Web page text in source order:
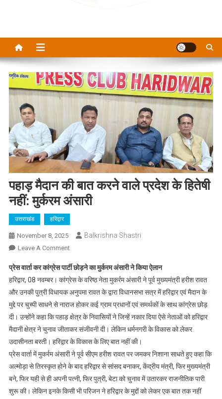
पहाड़ मैदान की बात करने वाले प्रदेश के हितेषी
नहीं: मुर्करम अंसारी
उत्तराखंड हरिद्वार
November 8, 2025 Balkrishna Shastri
Leave A CommentOn
मैदान
की
बात
करने
वाले
प्रदेश
के
हितेषी
नहीं:
अंसारी
प्रेस वार्ता कर कांग्रेस पार्टी छोड़ने का मुर्करम अंसारी ने किया ऐलान
हरिद्वार, 08 नवम्बर। कांग्रेस के वरिष्ठ नेता मुकर्रम अंसारी ने पूर्व मुख्यमंत्री हरीश रावत
और उनकी पुत्री विधायक अनुपमा रावत के द्वारा विधानसभा सत्र में हरिद्वार एवं मैदान के
मुद्दे पर चुच्पी साधने से नाराज होकर कई ग्राम प्रधानों एवं समर्थकों के साथ कांग्रेस छोड़
दी। उन्होंने कहा कि पहाड़ क्षेत्र के निवासियों ने जिन्हें नकार दिया ऐसे नेताओं को हरिद्वार
मैदानी क्षेत्र ने चुनाव जीताकर संजीवनी दी। लेकिन धर्मनगरी के विकास को लेकर
उदासीनता बरती। हरिद्वार के विकास के लिए बात नहीं की।
प्रेस वार्ता में मुकर्रम अंसारी ने पूर्व सीएम हरीश रावत पर जमकर निशाना साधते हुए कहा कि
अल्मोड़ा से तिरस्कृत होने के बाद हरिद्वार से सांसद बनाकर, केंद्रीय मंत्री, फिर मुख्यमंत्री
बने, फिर यही से ही अपनी पत्नी, फिर पुत्री, बेटा को चुनाव में उतारकर राजनीतिक पारी
शुरू की। लेकिन इनके किसी भी परिजन ने हरिद्वार के मुद्दों को लेकर एक बात तक नहीं